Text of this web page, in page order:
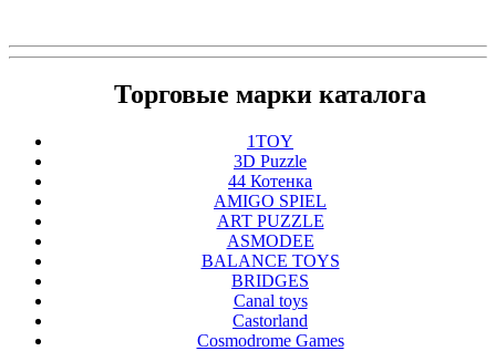
Торговые марки каталога
1TOY
3D Puzzle
44 Котенка
AMIGO SPIEL
ART PUZZLE
ASMODEE
BALANCE TOYS
BRIDGES
Canal toys
Castorland
Cosmodrome Games